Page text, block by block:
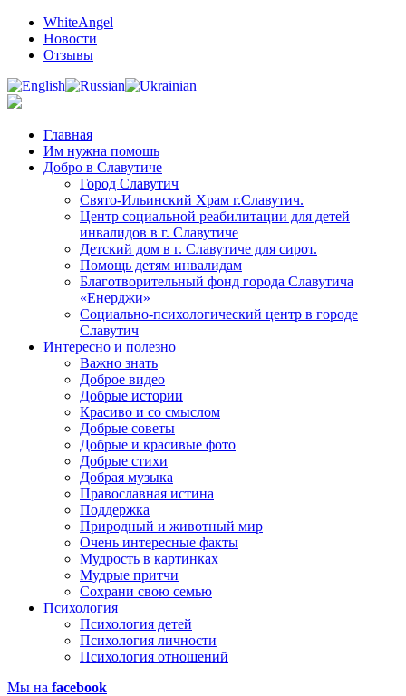
Мир добрых дел и полезной информации
WhiteAngel
Новости
Отзывы
Главная
Им нужна помошь
Добро в Славутиче
Город Славутич
Свято-Ильинский Храм г.Славутич.
Центр социальной реабилитации для детей
инвалидов в г. Славутиче
Детский дом в г. Славутиче для сирот.
Помощь детям инвалидам
Благотворительный фонд города Славутича
«Енерджи»
Социально-психологический центр в городе
Славутич
Интересно и полезно
Важно знать
Доброе видео
Добрые истории
Красиво и со смыслом
Добрые советы
Добрые и красивые фото
Добрые стихи
Добрая музыка
Православная истина
Поддержка
Природный и животный мир
Очень интересные факты
Мудрость в картинках
Мудрые притчи
Сохрани свою семью
Психология
Психология детей
Психология личности
Психология отношений
Мы на facebook